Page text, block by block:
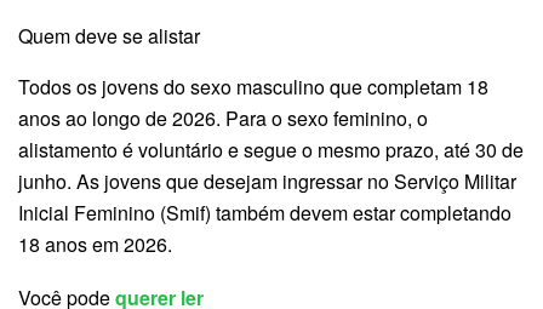
Quem deve se alistar
Todos os jovens do sexo masculino que completam 18
anos ao longo de 2026. Para o sexo feminino, o
alistamento é voluntário e segue o mesmo prazo, até 30 de
junho. As jovens que desejam ingressar no Serviço Militar
Inicial Feminino (Smif) também devem estar completando
18 anos em 2026.
Você podequerer ler